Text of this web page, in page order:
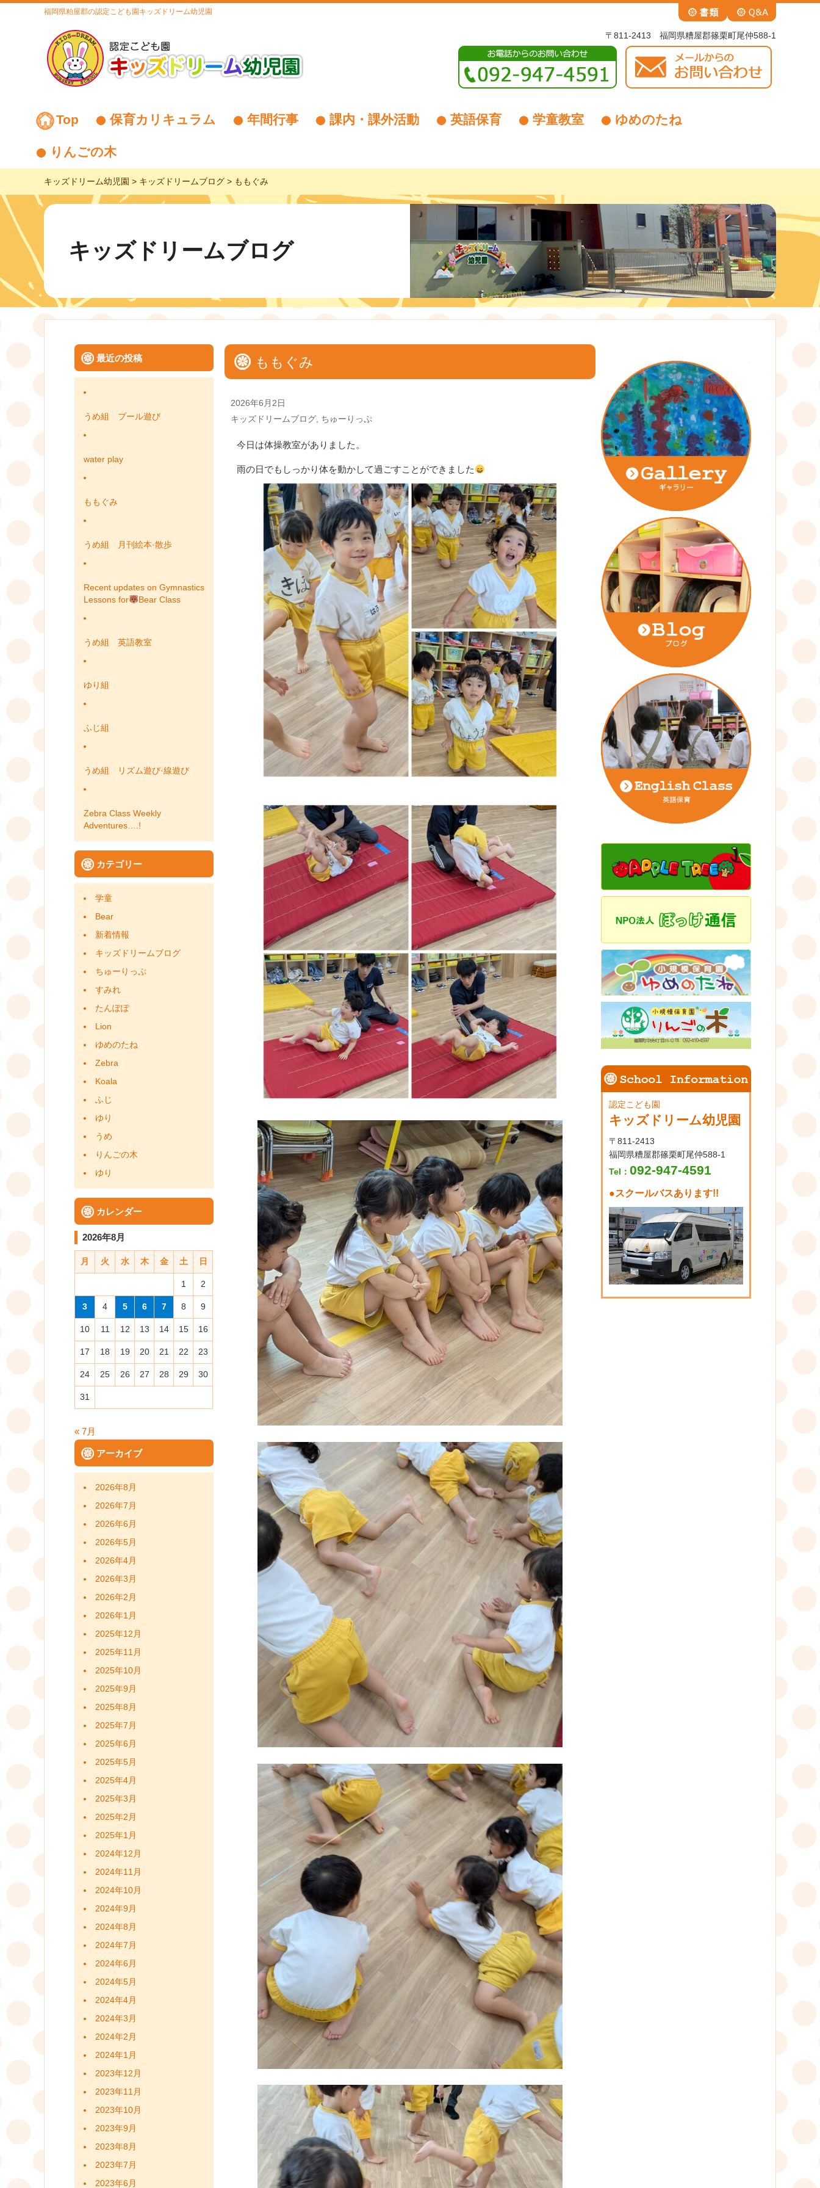
福岡県粕屋郡の認定こども園キッズドリーム幼児園
〒811-2413 福岡県糟屋郡篠栗町尾仲588-1
Top 保育カリキュラム 年間行事 課内・課外活動 英語保育 学童教室 ゆめのたね
りんごの木
キッズドリーム幼児園 > キッズドリームブログ > ももぐみ
キッズドリームブログ
最近の投稿
うめ組 プール遊び
water play
ももぐみ
うめ組 月刊絵本·散歩
Recent updates on Gymnastics
Lessons for
Bear Class
うめ組 英語教室
ゆり組
ふじ組
うめ組 リズム遊び·線遊び
Zebra Class Weekly
Adventures….!
カテゴリー
学童
Bear
新着情報
キッズドリームブログ
ちゅーりっぷ
すみれ
たんぽぽ
Lion
ゆめのたね
Zebra
Koala
ふじ
ゆり
うめ
りんごの木
ゆり
カレンダー
2026年8月
月 火 水 木 金 土 日
1 2
3 4 5 6 7 8 9
10 11 12 13 14 15 16
17 18 19 20 21 22 23
24 25 26 27 28 29 30
31
« 7月
アーカイブ
2026年8月
2026年7月
2026年6月
2026年5月
2026年4月
2026年3月
2026年2月
2026年1月
2025年12月
2025年11月
2025年10月
2025年9月
2025年8月
2025年7月
2025年6月
2025年5月
2025年4月
2025年3月
2025年2月
2025年1月
2024年12月
2024年11月
2024年10月
2024年9月
2024年8月
2024年7月
2024年6月
2024年5月
2024年4月
2024年3月
2024年2月
2024年1月
2023年12月
2023年11月
2023年10月
2023年9月
2023年8月
2023年7月
2023年6月
ももぐみ
Posted
on
2026年6月2日
Categories
キッズドリームブログ, ちゅーりっぷ
今日は体操教室がありました。
雨の日でもしっかり体を動かして過ごすことができました
認定こども園
キッズドリーム幼児園
〒811-2413
福岡県糟屋郡篠栗町尾仲588-1
Tel：092-947-4591
●スクールバスあります!!